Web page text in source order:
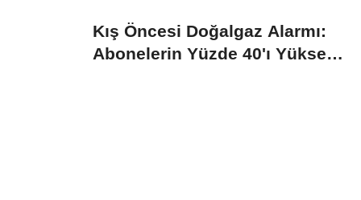
Kış Öncesi Doğalgaz Alarmı:
Abonelerin Yüzde 40'ı Yüksek